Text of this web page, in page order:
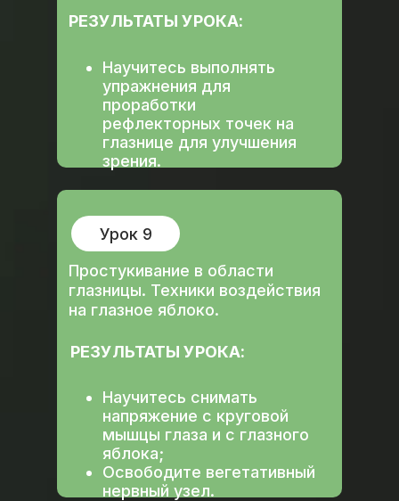
Научитесь выполнять
упражнения для
проработки
рефлекторных точек на
глазнице для улучшения
зрения.
РЕЗУЛЬТАТЫ УРОКА:
Урок 9
Простукивание в области
глазницы. Техники воздействия
на глазное яблоко.
Научитесь снимать
напряжение с круговой
мышцы глаза и с глазного
яблока;
Освободите вегетативный
нервный узел.
РЕЗУЛЬТАТЫ УРОКА: